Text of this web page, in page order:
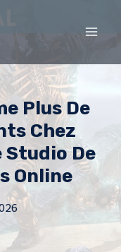
Plus De
Chez
Studio De
Online